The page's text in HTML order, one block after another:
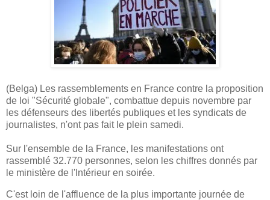
(Belga) Les rassemblements en France contre la proposition
de loi "Sécurité globale", combattue depuis novembre par
les défenseurs des libertés publiques et les syndicats de
journalistes, n'ont pas fait le plein samedi.
Sur l'ensemble de la France, les manifestations ont
rassemblé 32.770 personnes, selon les chiffres donnés par
le ministère de l'Intérieur en soirée.
C'est loin de l'affluence de la plus importante journée de